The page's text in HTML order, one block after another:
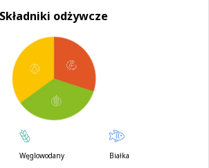
43,66 zł
przy zamówieniu na min. 30 dni
regularna -29%)
Zamów
Składniki odżywcze
Węglowodany Białka